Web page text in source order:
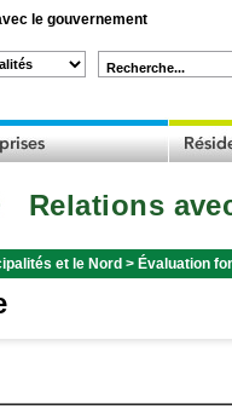
le gouvernement
Recherche...
Relations
et le Nord > Évaluation